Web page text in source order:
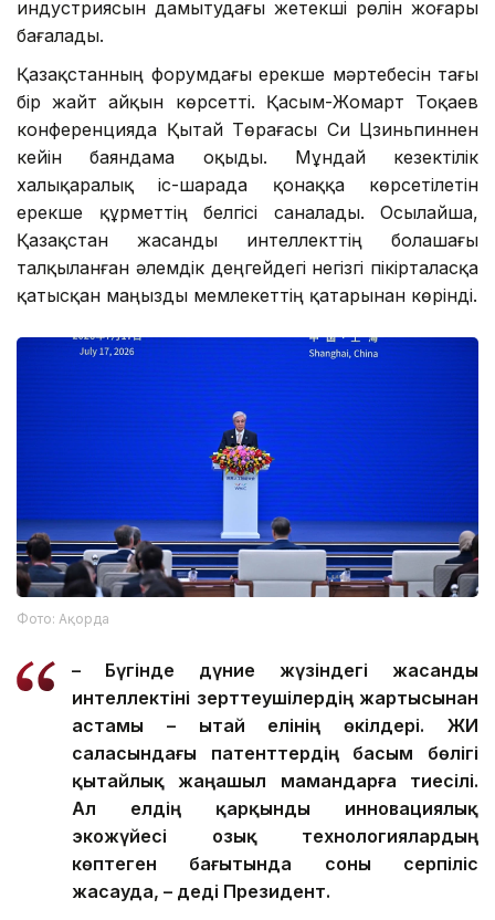
индустриясын дамытудағы жетекші рөлін жоғары
бағалады.
Қазақстанның форумдағы ерекше мәртебесін тағы
бір жайт айқын көрсетті. Қасым-Жомарт Тоқаев
конференцияда Қытай Төрағасы Си Цзиньпиннен
кейін баяндама оқыды. Мұндай кезектілік
халықаралық іс-шарада қонаққа көрсетілетін
ерекше құрметтің белгісі саналады. Осылайша,
Қазақстан жасанды интеллекттің болашағы
талқыланған әлемдік деңгейдегі негізгі пікірталасқа
қатысқан маңызды мемлекеттің қатарынан көрінді.
Фото: Ақорда
– Бүгінде дүние жүзіндегі жасанды
интеллектіні зерттеушілердің жартысынан
астамы – Қытай елінің өкілдері. ЖИ
саласындағы патенттердің басым бөлігі
қытайлық жаңашыл мамандарға тиесілі.
Ал елдің қарқынды инновациялық
экожүйесі озық технологиялардың
көптеген бағытында соны серпіліс
жасауда, – деді Президент.